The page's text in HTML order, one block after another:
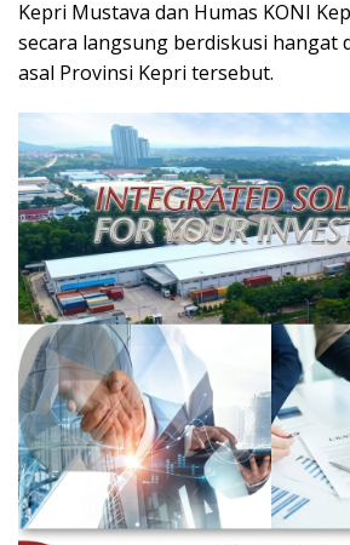
Kepri Mustava dan Humas KONI
secara langsung berdiskusi hangat
asal Provinsi Kepri tersebut.